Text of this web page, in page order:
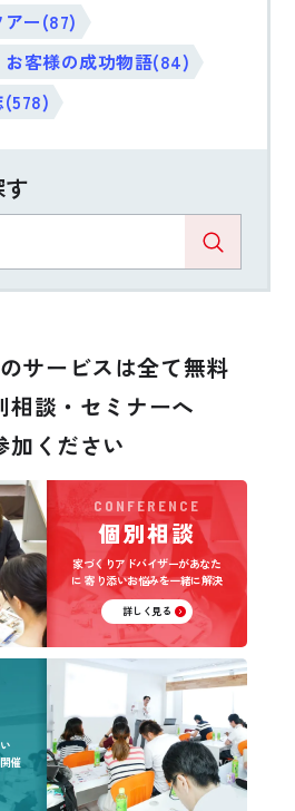
ー(87)
お客様の成功物語(84)
(578)
サービスは全て無料
相談・セミナーへ
加ください
CONFERENCE
個別相談
家づくりアドバイザーがあなた
に寄り添いお悩みを一緒に解決
詳しく見る
催